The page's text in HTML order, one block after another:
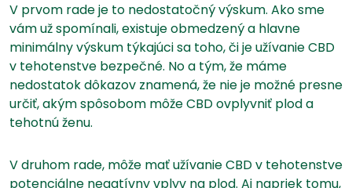
V prvom rade je to nedostatočný výskum. Ako sme
vám už spomínali, existuje obmedzený a hlavne
minimálny výskum týkajúci sa toho, či je užívanie CBD
v tehotenstve bezpečné. No a tým, že máme
nedostatok dôkazov znamená, že nie je možné presne
určiť, akým spôsobom môže CBD ovplyvniť plod a
tehotnú ženu.
V druhom rade, môže mať užívanie CBD v tehotenstve
potenciálne negatívny vplyv na plod. Aj napriek tomu,